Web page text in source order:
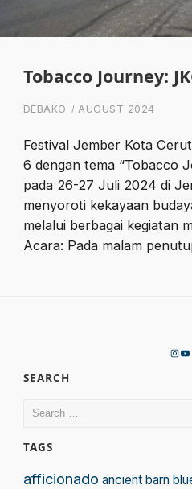
Tobacco Journey:
DEBAKO AUGUST 2024
Festival Jember Kota
6 dengan tema “Tobacco
pada 26-27 Juli 2024 di
menyoroti kekayaan
melalui berbagai kegiatan
Acara: Pada malam
SEARCH
TAGS
afficionado ancient barn